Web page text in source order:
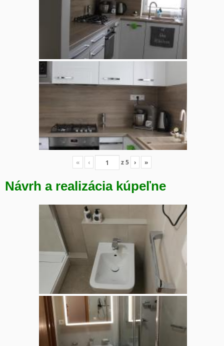
« ‹ z5 › »
Návrh a realizácia kúpeľne